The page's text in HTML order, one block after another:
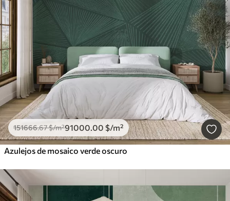
151666.67$/m²91000 .00 $/m²
Azulejos de mosaico verde oscuro